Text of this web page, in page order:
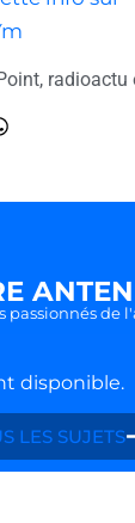
, radioactu
passionnés de
disponible.
LES SUJETS